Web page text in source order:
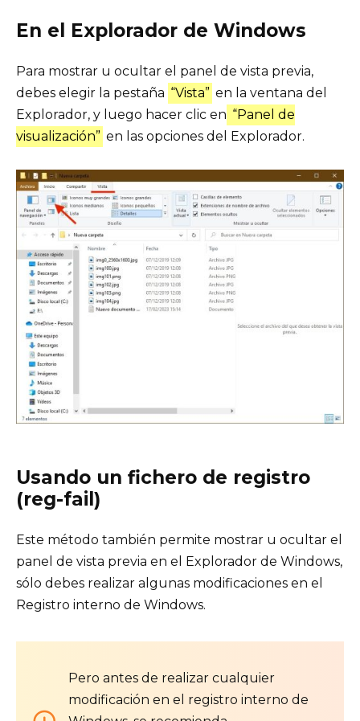
En el Explorador de Windows
Para mostrar u ocultar el panel de vista previa,
debes elegir la pestaña “Vista” en la ventana del
Explorador, y luego hacer clic en “Panel de
visualización” en las opciones del Explorador.
Usando un fichero de registro
(reg-fail)
Este método también permite mostrar u ocultar el
panel de vista previa en el Explorador de Windows,
sólo debes realizar algunas modificaciones en el
Registro interno de Windows.
Pero antes de realizar cualquier
modificación en el registro interno de